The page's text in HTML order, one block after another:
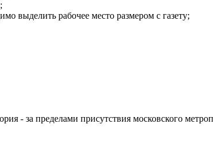
выделить рабочее место размером с газету;
- за пределами присутствия московского